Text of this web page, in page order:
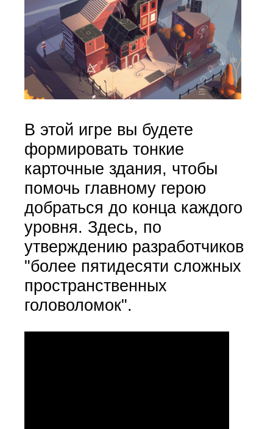
В этой игре вы будете
формировать тонкие
карточные здания, чтобы
помочь главному герою
добраться до конца каждого
уровня. Здесь, по
утверждению разработчиков
"более пятидесяти сложных
пространственных
головоломок".